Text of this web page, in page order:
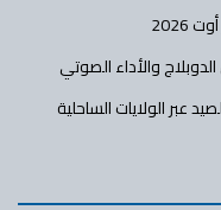
والأداء الصوتي